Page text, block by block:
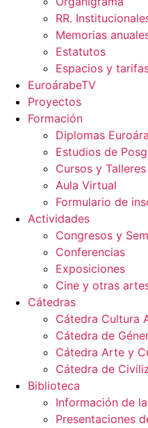
RR.
Memorias
Estatutos
Espacios y
EuroárabeTV
Proyectos
Formación
Diplomas
Estudios de
Cursos y Talleres
Aula Virtual
Formulario de
Actividades
Congresos y
Conferencias
Exposiciones
Cine y otras
Cátedras
Cátedra Cultura
Cátedra de
Cátedra Arte y
Cátedra de
Biblioteca
Información de
Presentaciones